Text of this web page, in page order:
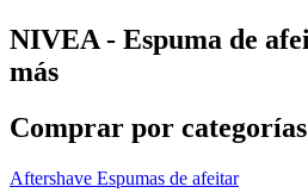
NIVEA - Espuma de
más
Comprar por categorías
Aftershave Espumas de afeitar